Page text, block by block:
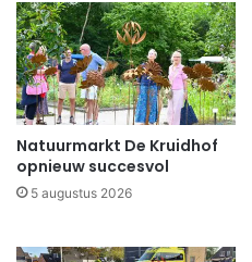
Natuurmarkt De Kruidhof
opnieuw succesvol
5 augustus 2026